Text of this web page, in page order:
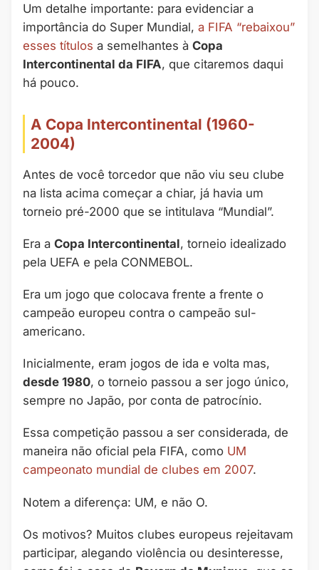
Um detalhe importante: para evidenciar a
importância do Super Mundial, a FIFA “rebaixou”
esses títulos a semelhantes à Copa
Intercontinental da FIFA, que citaremos daqui
há pouco.
A Copa Intercontinental (1960-
2004)
Antes de você torcedor que não viu seu clube
na lista acima começar a chiar, já havia um
torneio pré-2000 que se intitulava “Mundial”.
Era a Copa Intercontinental, torneio idealizado
pela UEFA e pela CONMEBOL.
Era um jogo que colocava frente a frente o
campeão europeu contra o campeão sul-
americano.
Inicialmente, eram jogos de ida e volta mas,
desde 1980, o torneio passou a ser jogo único,
sempre no Japão, por conta de patrocínio.
Essa competição passou a ser considerada, de
maneira não oficial pela FIFA, como UM
campeonato mundial de clubes em 2007.
Notem a diferença: UM, e não O.
Os motivos? Muitos clubes europeus rejeitavam
participar, alegando violência ou desinteresse,